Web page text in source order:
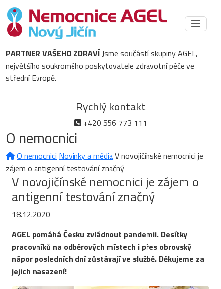
PARTNER VAŠEHO ZDRAVÍJsme součástí skupiny AGEL,
největšího soukromého poskytovatele zdravotní péče ve
střední Evropě.
Rychlý kontakt
+420 556 773 111
O nemocnici
O nemocnici Novinky a médiaV novojičínské nemocnici je
zájem o antigenní testování značný
V novojičínské nemocnici je zájem o
antigenní testování značný
18.12.2020
AGEL pomáhá Česku zvládnout pandemii. Desítky
pracovníků na odběrových místech i přes obrovský
nápor posledních dní zůstávají ve službě. Děkujeme za
jejich nasazení!